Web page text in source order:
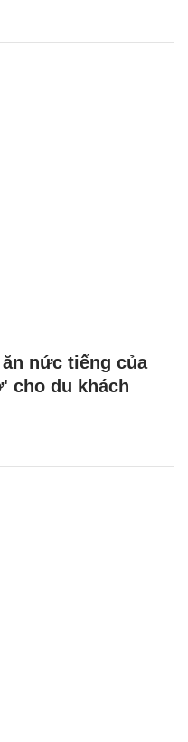
nức tiếng của
cho du khách